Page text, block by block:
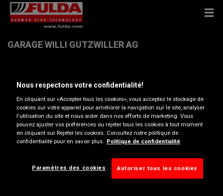
GARAGE WILLI GUTZWILLER AG
Ouvrir directions
Voir numéro de téléphone
Montag 08:00
17:30
Nous respectons votre confidentialité!
En cliquant sur «Accepter tous les cookies», vous acceptez le stockage de
cookies sur votre appareil pour améliorer la navigation sur le site, analyser
l'utilisation du site et nous aider dans nos efforts de marketing. Vous
pouvez ajuster vos préférences ou rejeter tous les cookies à tout moment
en cliquant sur Rejeter les cookies. Consultez notre politique de
confidentialité pour en savoir plus. Politique de confidentialité
Paramètres des cookies Autoriser tous les cookies